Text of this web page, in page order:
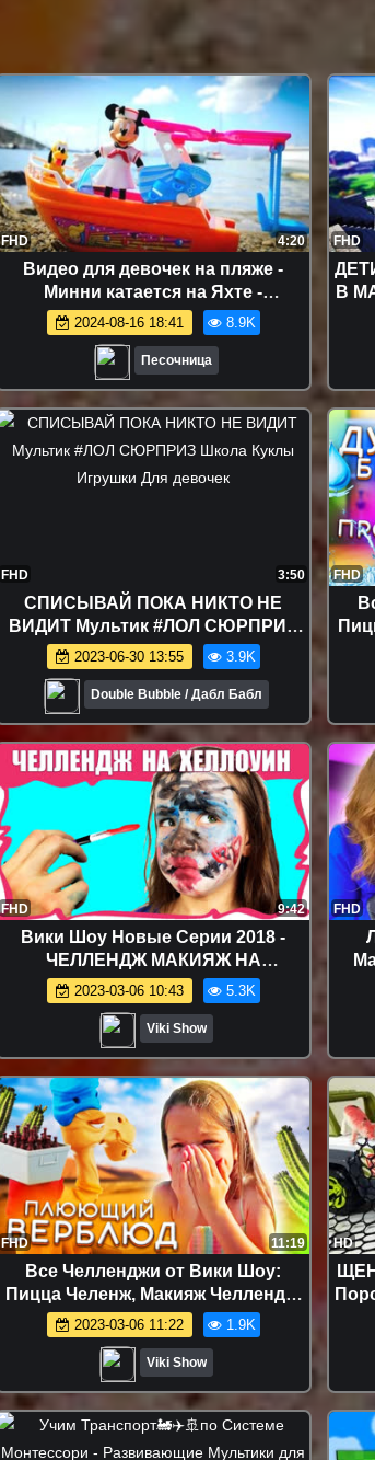
FHD 4:20
Видео для девочек на пляже -
Минни катается на Яхте -
Песочница
2024-08-16 18:41 8.9K
Песочница
FHD
В
FHD 3:50
СПИСЫВАЙ ПОКА НИКТО НЕ
ВИДИТ Мультик #ЛОЛ СЮРПРИЗ
Школа Куклы Игрушки Для девочек
2023-06-30 13:55 3.9K
Double Bubble / Дабл Бабл
FHD
FHD 9:42
Вики Шоу Новые Серии 2018 -
ЧЕЛЛЕНДЖ МАКИЯЖ НА
ХЕЛЛОУИН ЗАКРЫТЫМИ
ГЛАЗАМИ Halloween Makeup
Challenge Blindfolded / Вики Шоу
2023-03-06 10:43 5.3K
Viki Show
FHD
FHD 11:19
Все Челленджи от Вики Шоу:
Пицца Челенж, Макияж Челлендж,
Смузи Челлендж, Блинный
Челлендж и др. - ОСТОРОЖНО
ПЛЮЮЩИЙ ВЕРБЛЮД ЧЕЛЛЕНДЖ
Выполни Задания или Промокни
Challenge / Вики Шоу
2023-03-06 11:22 1.9K
Viki Show
HD